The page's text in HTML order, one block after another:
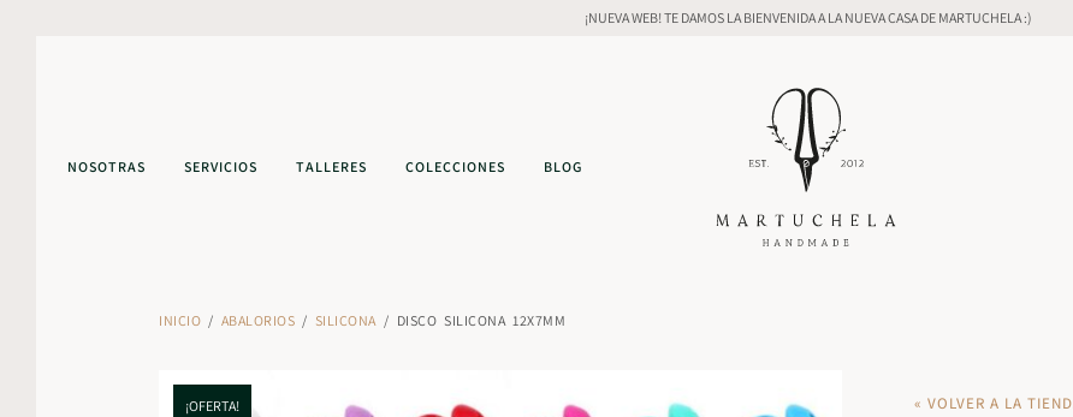
¡NUEVA WEB! TE DAMOS LA BIENVENIDA A LA NUEVA CASA DE MARTUCHELA :)
NOSOTRAS SERVICIOS TALLERES COLECCIONES BLOG
INICIO / ABALORIOS / SILICONA/ DISCO SILICONA 12X7MM
¡OFERTA!
¡OFERTA! « VOLVER A LA